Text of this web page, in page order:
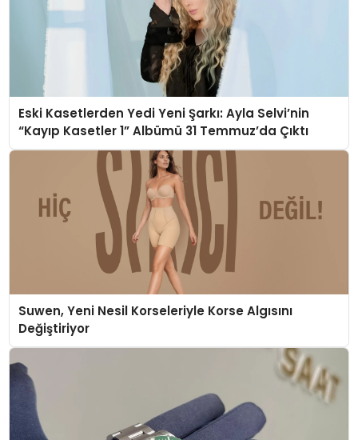
Eski Kasetlerden Yedi Yeni Şarkı: Ayla Selvi’nin
“Kayıp Kasetler 1” Albümü 31 Temmuz’da Çıktı
Suwen, Yeni Nesil Korseleriyle Korse Algısını
Değiştiriyor